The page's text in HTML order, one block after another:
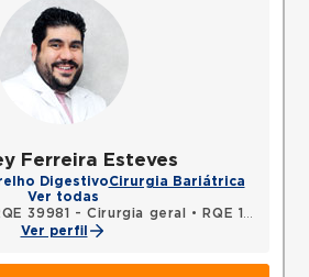
Ferreira Esteves
DigestivoCirurgia Bariátrica
Ver todas
39981 - Cirurgia geral •
RQE 101417 - Coloproctologia
Ver perfil